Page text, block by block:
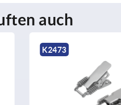
auch
K2473